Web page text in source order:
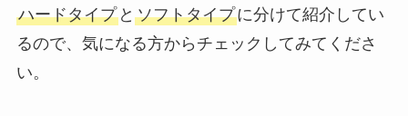
ハードタイプと ソフトタイプに分けて紹介してい
るので、気になる方からチェックしてみてくださ
い。